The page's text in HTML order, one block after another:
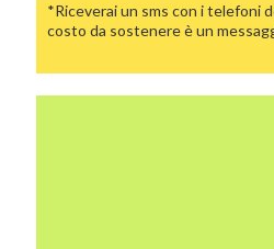
*Riceverai un sms con i telefoni
costo da sostenere è un